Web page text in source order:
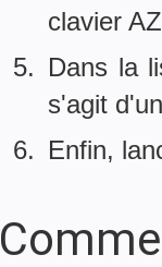
clavier
Dans la
s'agit
Enfin,